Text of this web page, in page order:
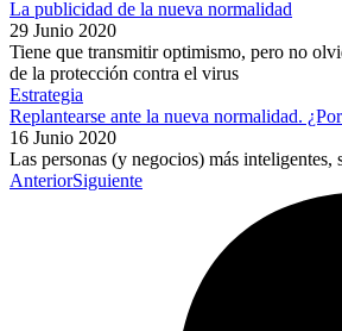
La publicidad de la nueva normalidad
29 Junio 2020
Tiene que transmitir optimismo, pero no
de la protección contra el virus
Estrategia
Replantearse ante la nueva normalidad.
16 Junio 2020
Las personas (y negocios) más inteligentes,
AnteriorSiguiente